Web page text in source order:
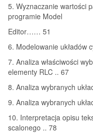
5. Wyznaczanie wartości
programie Model
Editor…… 51
6. Modelowanie układów
7. Analiza właściwości
elementy RLC .. 67
8. Analiza wybranych
9. Analiza wybranych
10. Interpretacja opisu
scalonego .. 78